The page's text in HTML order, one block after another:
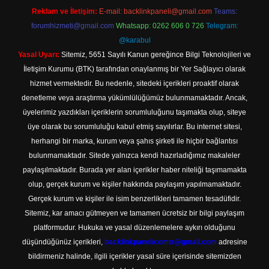
Reklam ve İletişim: E-mail: backlinkpaneli@gmail.com Teams:
forumhizmeti@gmail.com Whatsapp: 0262 606 0 726 Telegram:
@karabul
Yasal Uyarı: Sitemiz, 5651 Sayılı Kanun gereğince Bilgi Teknolojileri ve
İletişim Kurumu (BTK) tarafından onaylanmış bir Yer Sağlayıcı olarak
hizmet vermektedir. Bu nedenle, sitedeki içerikleri proaktif olarak
denetleme veya araştırma yükümlülüğümüz bulunmamaktadır. Ancak,
üyelerimiz yazdıkları içeriklerin sorumluluğunu taşımakta olup, siteye
üye olarak bu sorumluluğu kabul etmiş sayılırlar. Bu internet sitesi,
herhangi bir marka, kurum veya şahıs şirketi ile hiçbir bağlantısı
bulunmamaktadır. Sitede yalnızca kendi hazırladığımız makaleler
paylaşılmaktadır. Burada yer alan içerikler haber niteliği taşımamakta
olup, gerçek kurum ve kişiler hakkında paylaşım yapılmamaktadır.
Gerçek kurum ve kişiler ile isim benzerlikleri tamamen tesadüfidir.
Sitemiz, kar amacı gütmeyen ve tamamen ücretsiz bir bilgi paylaşım
platformudur. Hukuka ve yasal düzenlemelere aykırı olduğunu
düşündüğünüz içerikleri, backlinkpanelicomtr@gmail.com adresine
bildirmeniz halinde, ilgili içerikler yasal süre içerisinde sitemizden